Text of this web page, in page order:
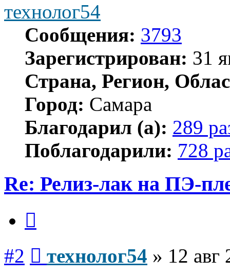
технолог54
Сообщения: 3793
Зарегистрирован: 31
Страна, Регион,
Город: Самара
Благодарил (а): 289
Поблагодарили: 728
Re: Релиз-лак на ПЭ-
#2 технолог54 » 12 авг